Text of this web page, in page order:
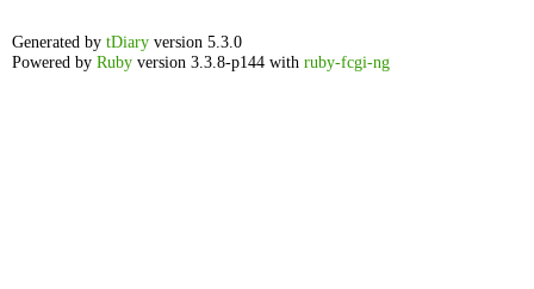
Generated by tDiary version 5.3.0
Powered by Ruby version 3.3.8-p144 with ruby-fcgi-ng